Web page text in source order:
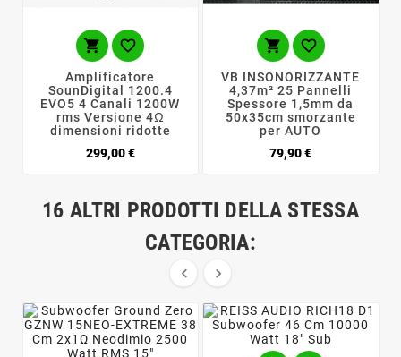
 
Amplificatore
SounDigital 1200.4
EVO5 4 Canali 1200W
rms Versione 4Ω
dimensioni ridotte
299,00 €Prezzo
 
VB INSONORIZZANTE
4,37m² 25 Pannelli
Spessore 1,5mm da
50x35cm smorzante
per AUTO
79,90 €Prezzo
16 ALTRI PRODOTTI DELLA STESSA
CATEGORIA:
 